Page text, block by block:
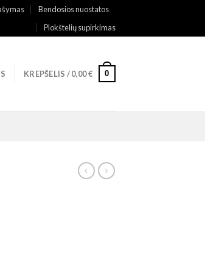
Bendosios nuostatos
Plokštelių supirkimas
KREPŠELIS /0,00€ 0